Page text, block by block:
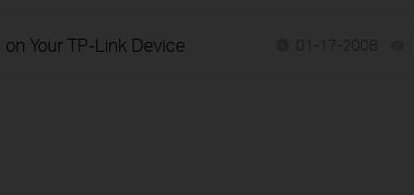
Your TP-Link Device 01-17-2008